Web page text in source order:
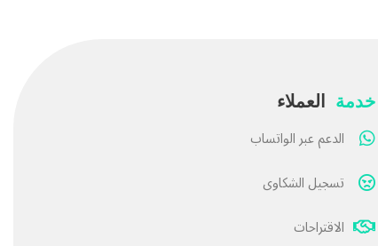
خدمة العملاء
الدعم عبر الواتساب
تسجيل الشكاوى
الاقتراحات